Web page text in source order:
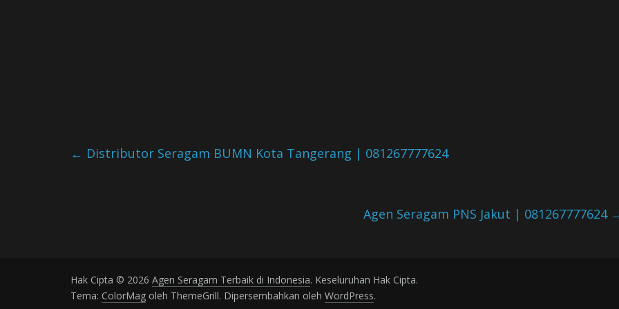
← Distributor Seragam BUMN Kota Tangerang | 081267777624
Agen Seragam PNS Jakut | 081267777624
Hak Cipta © 2026 Agen Seragam Terbaik di Indonesia. Keseluruhan Hak Cipta.
Tema: ColorMag oleh ThemeGrill. Dipersembahkan oleh WordPress.